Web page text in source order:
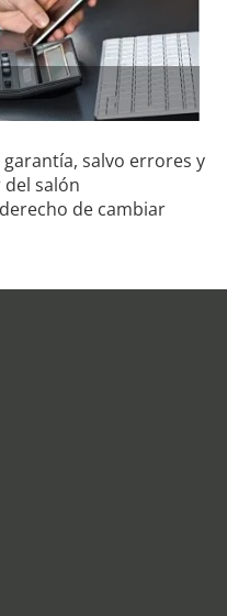
salvo errores y
salón
de cambiar